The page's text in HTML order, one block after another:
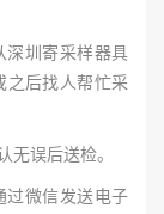
圳寄采样器具
之后找人帮忙采
误后送检。
微信发送电子